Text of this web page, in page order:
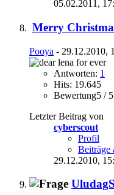
05.02.2011,
Merry
Pooya - 29.12.2010,
Antworten: 1
Hits: 19.645
Bewertung5 / 5
Letzter Beitrag von
cyberscout
Profil
Beiträge
29.12.2010,